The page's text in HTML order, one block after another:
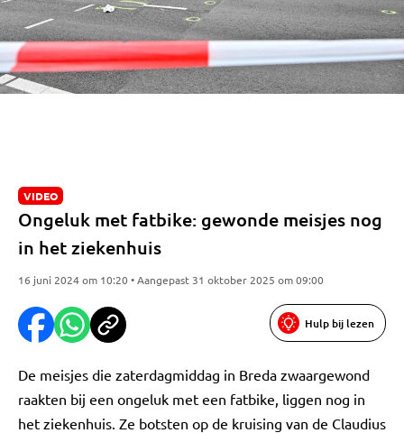
VIDEO
Ongeluk met fatbike: gewonde meisjes nog
in het ziekenhuis
16 juni 2024 om 10:20 • Aangepast 31 oktober 2025 om 09:00
Hulp bij lezen
De meisjes die zaterdagmiddag in Breda zwaargewond
raakten bij een ongeluk met een fatbike, liggen nog in
het ziekenhuis. Ze botsten op de kruising van de Claudius